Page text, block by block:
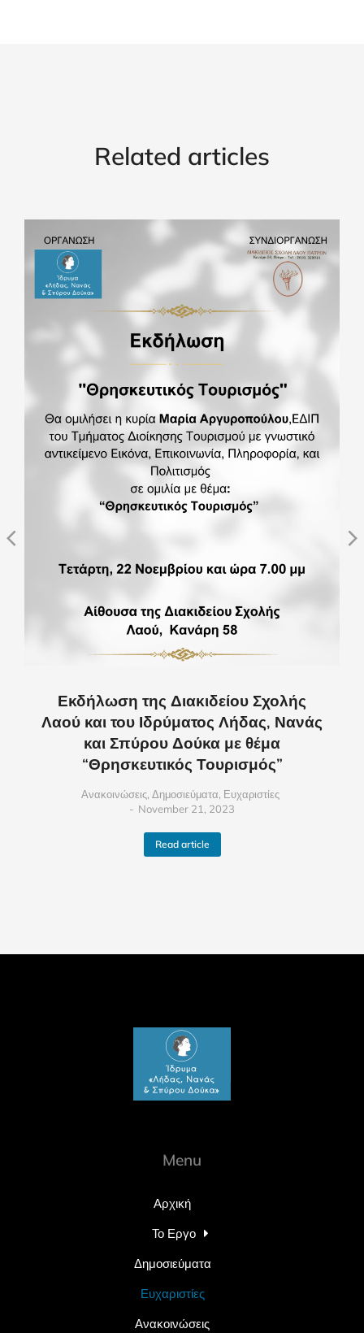
Related articles
Εκδήλωση της Διακιδείου Σχολής
Λαού και του Ιδρύματος Λήδας, Νανάς
και Σπύρου Δούκα με θέμα
“Θρησκευτικός Τουρισμός”
Ανακοινώσεις, Δημοσιεύματα, Ευχαριστίες
November 21, 2023
Read article
Menu
Αρχική
Το Εργο
Δημοσιεύματα
Ευχαριστίες
Ανακοινώσεις